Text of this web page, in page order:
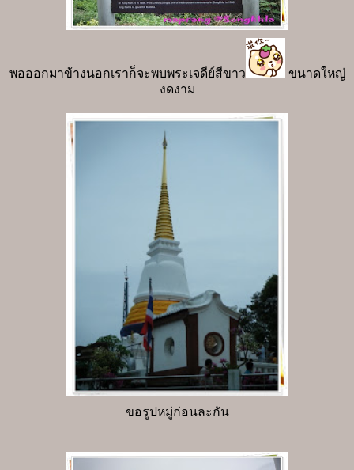
พอออกมาข้างนอกเราก็จะพบพระเจดีย์สีขาว
ขนาดใหญ่
งดงาม
ขอรูปหมู่ก่อนละกัน